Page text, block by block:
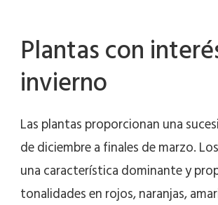
Plantas con
invierno
Las plantas proporcionan una
de diciembre a finales de marzo.
una característica dominante y
tonalidades en rojos, naranjas,